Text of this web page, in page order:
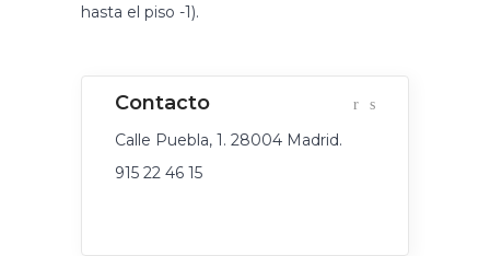
hasta el piso -1).
Calle Puebla, 1. 28004 Madrid.
915 22 46 15